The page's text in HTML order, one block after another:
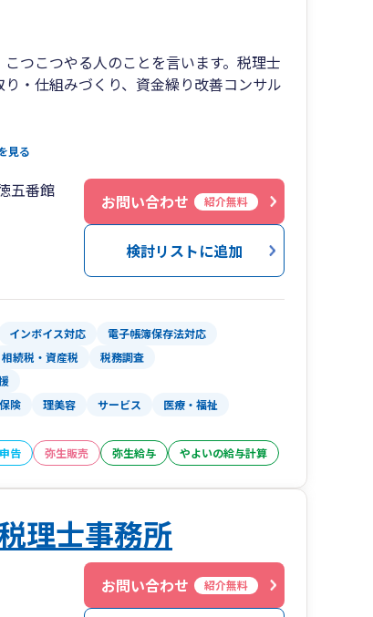
つこつやる人のことを言います。税理士
・仕組みづくり、資金繰り改善コンサル
蓄えていくかを念頭に、過度な保険契約
かりやすいように、数字だけではなく、
けております。
のコンサルティングも行っております。
率化、整理ルールづくりも得意としており
Zoomなどによるオンラインでの打ち合
見る
五番館
お問い合わせ 紹介無料
検討リストに追加
インボイス対応
電子帳簿保存法対応
相続税・資産税
税務調査
険 理美容 サービス 医療・福祉
告 弥生販売 弥生給与 やよいの給与計算
理士事務所
お問い合わせ 紹介無料